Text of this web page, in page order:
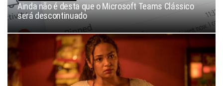
Ainda não é desta que o Microsoft Teams Clássico
será descontinuado